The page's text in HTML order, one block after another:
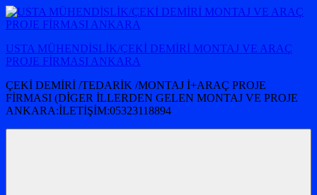
İçeriğe
atla
USTA MÜHENDİSLİK/ÇEKİ DEMİRİ MONTAJ VE ARAÇ
PROJE FİRMASI ANKARA
ÇEKİ DEMİRİ /TEDARİK /MONTAJ İ+ARAÇ PROJE
FİRMASI (DİGER İLLERDEN GELEN MONTAJ VE PROJE
ANKARA:İLETİŞİM:05323118894